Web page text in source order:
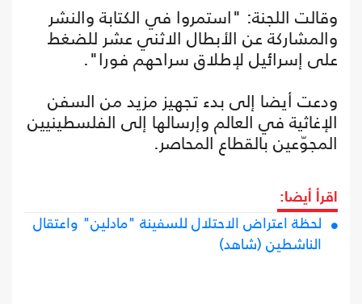
وقالت اللجنة: "استمروا في الكتابة والنشر
والمشاركة عن الأبطال الاثني عشر للضغط
على إسرائيل لإطلاق سراحهم فورا".
ودعت أيضا إلى بدء تجهيز مزيد من السفن
الإغاثية في العالم وإرسالها إلى الفلسطينيين
المجوّعين بالقطاع المحاصر.
اقرأ أيضا:
لحظة اعتراض الاحتلال للسفينة "مادلين" واعتقال
الناشطين (شاهد)